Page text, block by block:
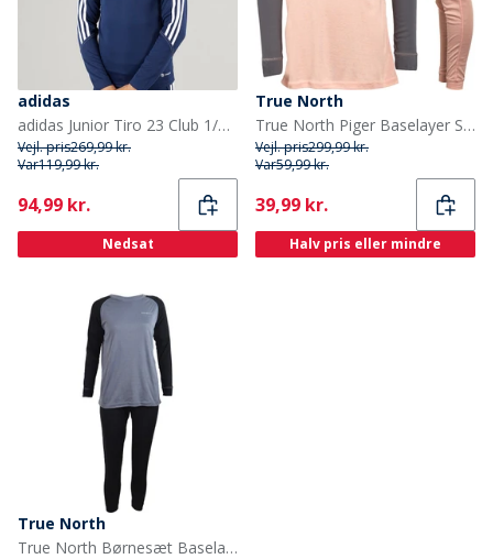
adidas
adidas Junior Tiro 23 Club 1/4 Zip Træningstop Team Blue/Hvid
Vejl. pris269,99 kr.
Var119,99 kr.
Current
94,99 kr.
Nedsat
True North
True North Piger Baselayer Sæt Pink Comb
Vejl. pris299,99 kr.
Var59,99 kr.
Current
39,99 kr.
Halv pris eller mindre
True North
True North Børnesæt Baselayer Sort Comb